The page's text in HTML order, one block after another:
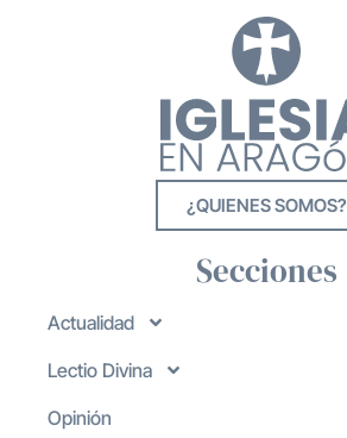
¿QUIENES SOMOS?
Secciones
Actualidad
Lectio Divina
Opinión